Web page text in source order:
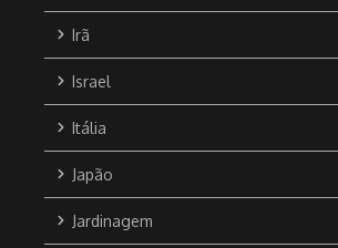
Irã
Israel
Itália
Japão
Jardinagem